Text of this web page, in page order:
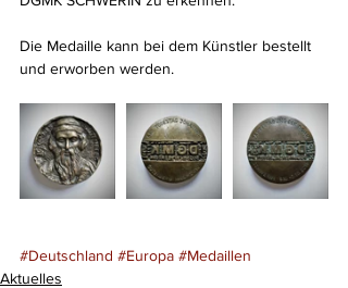
Die Medaille kann bei dem Künstler bestellt
und erworben werden.
#Deutschland #Europa #Medaillen
Aktuelles